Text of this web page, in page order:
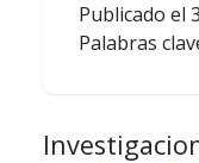
Publicado el
Palabras